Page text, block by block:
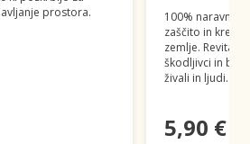
prostora.
100% naravno
zaščito in
zemlje.
škodljivci in
živali in ljudi.
5,90 €